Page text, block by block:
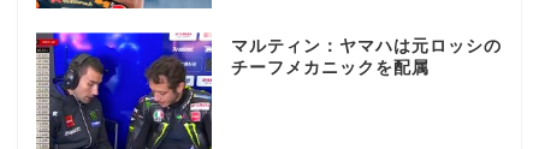
マルティン：ヤマハは元ロッシの
チーフメカニックを配属